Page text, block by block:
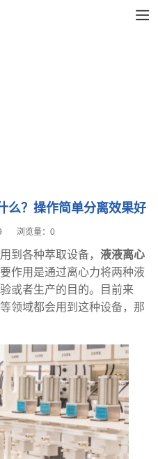
么？操作简单分离效果好
浏览量：0
到各种萃取设备，液液离心
作用是通过离心力将两种液
或者生产的目的。目前来
领域都会用到这种设备，那